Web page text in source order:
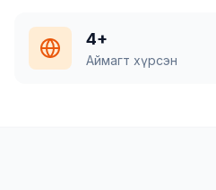
4+
Аймагт хүрсэн